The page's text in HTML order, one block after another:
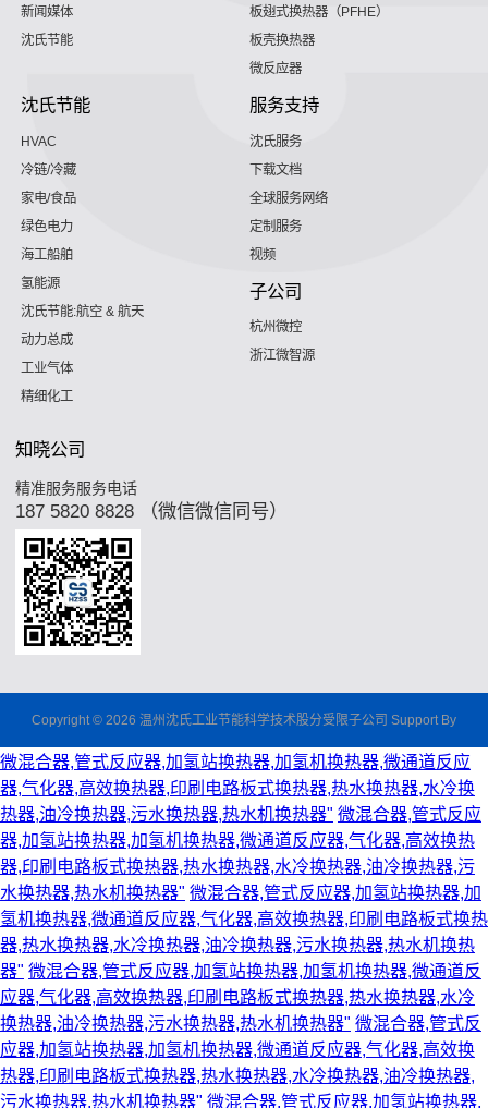
新闻媒体
沈氏节能
板翅式换热器（PFHE）
板壳换热器
微反应器
沈氏节能
HVAC
冷链/冷藏
家电/食品
绿色电力
海工船舶
氢能源
沈氏节能:航空 & 航天
动力总成
工业气体
精细化工
服务支持
沈氏服务
下载文档
全球服务网络
定制服务
视频
子公司
杭州微控
浙江微智源
知晓公司
精准服务服务电话
187 5820 8828 （微信微信同号）
Copyright © 2026 温州沈氏工业节能科学技术股分受限子公司 Support By
微混合器,管式反应器,加氢站换热器,加氢机换热器,微通道反应
器,气化器,高效换热器,印刷电路板式换热器,热水换热器,水冷换
热器,油冷换热器,污水换热器,热水机换热器" 微混合器,管式反应
器,加氢站换热器,加氢机换热器,微通道反应器,气化器,高效换热
器,印刷电路板式换热器,热水换热器,水冷换热器,油冷换热器,污
水换热器,热水机换热器" 微混合器,管式反应器,加氢站换热器,加
氢机换热器,微通道反应器,气化器,高效换热器,印刷电路板式换热
器,热水换热器,水冷换热器,油冷换热器,污水换热器,热水机换热
器" 微混合器,管式反应器,加氢站换热器,加氢机换热器,微通道反
应器,气化器,高效换热器,印刷电路板式换热器,热水换热器,水冷
换热器,油冷换热器,污水换热器,热水机换热器" 微混合器,管式反
应器,加氢站换热器,加氢机换热器,微通道反应器,气化器,高效换
热器,印刷电路板式换热器,热水换热器,水冷换热器,油冷换热器,
污水换热器,热水机换热器" 微混合器,管式反应器,加氢站换热器,